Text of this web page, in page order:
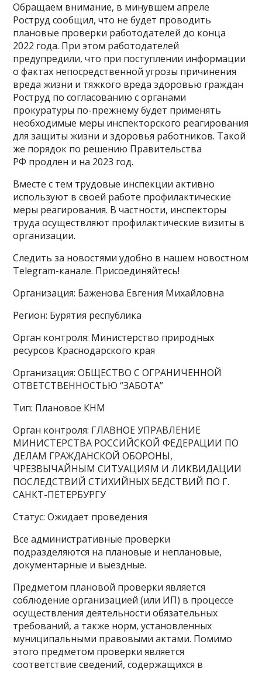
Обращаем внимание, в минувшем апреле
Роструд сообщил, что не будет проводить
плановые проверки работодателей до конца
2022 года. При этом работодателей
предупредили, что при поступлении информации
о фактах непосредственной угрозы причинения
вреда жизни и тяжкого вреда здоровью граждан
Роструд по согласованию с органами
прокуратуры по-прежнему будет применять
необходимые меры инспекторского реагирования
для защиты жизни и здоровья работников. Такой
же порядок по решению Правительства
РФ продлен и на 2023 год.
Вместе с тем трудовые инспекции активно
используют в своей работе профилактические
меры реагирования. В частности, инспекторы
труда осуществляют профилактические визиты в
организации.
Следить за новостями удобно в нашем новостном
Telegram-канале. Присоединяйтесь!
Организация: Баженова Евгения Михайловна
Регион: Бурятия республика
Орган контроля: Министерство природных
ресурсов Краснодарского края
Организация: ОБЩЕСТВО С ОГРАНИЧЕННОЙ
ОТВЕТСТВЕННОСТЬЮ “ЗАБОТА”
Тип: Плановое КНМ
Орган контроля: ГЛАВНОЕ УПРАВЛЕНИЕ
МИНИСТЕРСТВА РОССИЙСКОЙ ФЕДЕРАЦИИ ПО
ДЕЛАМ ГРАЖДАНСКОЙ ОБОРОНЫ,
ЧРЕЗВЫЧАЙНЫМ СИТУАЦИЯМ И ЛИКВИДАЦИИ
ПОСЛЕДСТВИЙ СТИХИЙНЫХ БЕДСТВИЙ ПО Г.
САНКТ-ПЕТЕРБУРГУ
Статус: Ожидает проведения
Все административные проверки
подразделяются на плановые и неплановые,
документарные и выездные.
Предметом плановой проверки является
соблюдение организацией (или ИП) в процессе
осуществления деятельности обязательных
требований, а также норм, установленных
муниципальными правовыми актами. Помимо
этого предметом проверки является
соответствие сведений, содержащихся в